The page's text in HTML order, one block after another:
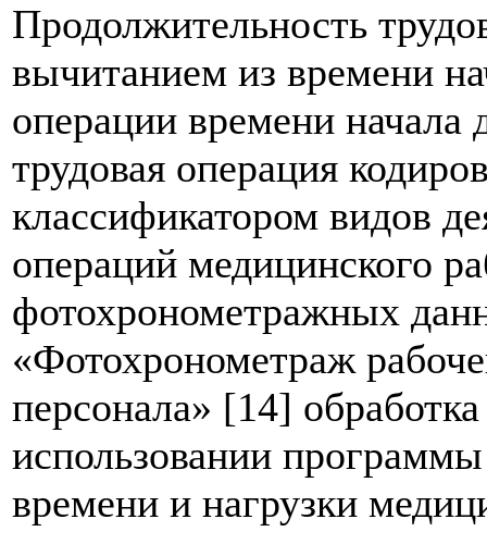
Продолжительность
вычитанием из времени
операции времени
трудовая операция
классификатором видов
операций медицинского
фотохронометражных
«Фотохронометраж
персонала» [14]
использовании
времени и нагрузки